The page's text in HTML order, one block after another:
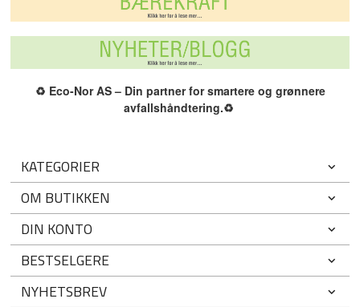
♻️ Eco-Nor AS – Din partner for smartere og grønnere
avfallshåndtering.♻️
KATEGORIER
OM BUTIKKEN
DIN KONTO
BESTSELGERE
NYHETSBREV